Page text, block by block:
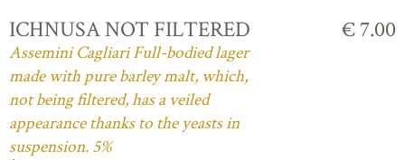
ICHNUSA NOT FILTERED
Assemini Cagliari Full-bodied lager
made with pure barley malt, which,
not being filtered, has a veiled
appearance thanks to the yeasts in
suspension. 5%
€ 7.00